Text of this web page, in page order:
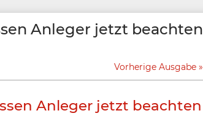
Anleger jetzt beachten
Vorherige Ausgabe
Anleger jetzt beachten